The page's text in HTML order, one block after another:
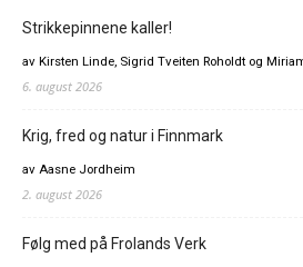
Strikkepinnene kaller!
av Kirsten Linde, Sigrid Tveiten Roholdt og
6. august 2026
Krig, fred og natur i Finnmark
av Aasne Jordheim
2. august 2026
Følg med på Frolands Verk